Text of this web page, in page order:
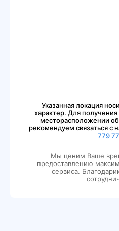
Указанная локация
характер. Для
месторасположении
рекомендуем связаться с
779
Мы ценим Ваше
предоставлению
сервиса.